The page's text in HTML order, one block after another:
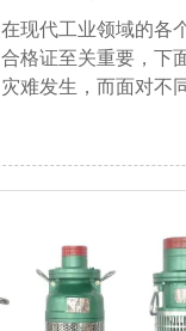
在现代工业领域的各
合格证至关重要，下
灾难发生，而面对不